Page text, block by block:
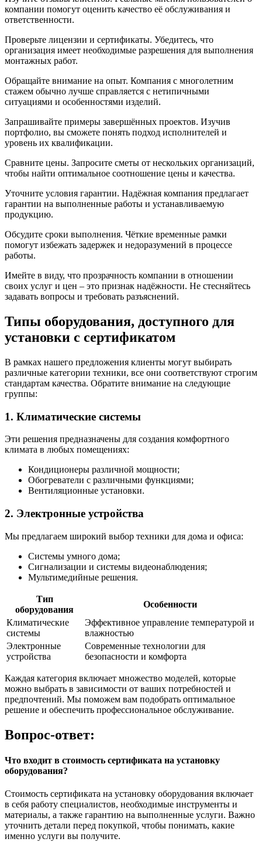
компании помогут оценить качество её обслуживания и
ответственности.
Проверьте лицензии и сертификаты. Убедитесь, что
организация имеет необходимые разрешения для выполнения
монтажных работ.
Обращайте внимание на опыт. Компания с многолетним
стажем обычно лучше справляется с нетипичными
ситуациями и особенностями изделий.
Запрашивайте примеры завершённых проектов. Изучив
портфолио, вы сможете понять подход исполнителей и
уровень их квалификации.
Сравните цены. Запросите сметы от нескольких организаций,
чтобы найти оптимальное соотношение цены и качества.
Уточните условия гарантии. Надёжная компания предлагает
гарантии на выполненные работы и устанавливаемую
продукцию.
Обсудите сроки выполнения. Чёткие временные рамки
помогут избежать задержек и недоразумений в процессе
работы.
Имейте в виду, что прозрачность компании в отношении
своих услуг и цен – это признак надёжности. Не стесняйтесь
задавать вопросы и требовать разъяснений.
Типы оборудования, доступного для
установки с сертификатом
В рамках нашего предложения клиенты могут выбирать
различные категории техники, все они соответствуют строгим
стандартам качества. Обратите внимание на следующие
группы:
1. Климатические системы
Эти решения предназначены для создания комфортного
климата в любых помещениях:
Кондиционеры различной мощности;
Обогреватели с различными функциями;
Вентиляционные установки.
2. Электронные устройства
Мы предлагаем широкий выбор техники для дома и офиса:
Системы умного дома;
Сигнализации и системы видеонаблюдения;
Мультимедийные решения.
Тип
оборудования
Особенности
Климатические
системы
Эффективное управление температурой и
влажностью
Электронные
устройства
Современные технологии для
безопасности и комфорта
Каждая категория включает множество моделей, которые
можно выбрать в зависимости от ваших потребностей и
предпочтений. Мы поможем вам подобрать оптимальное
решение и обеспечить профессиональное обслуживание.
Вопрос-ответ:
Что входит в стоимость сертификата на установку
оборудования?
Стоимость сертификата на установку оборудования включает
в себя работу специалистов, необходимые инструменты и
материалы, а также гарантию на выполненные услуги. Важно
уточнить детали перед покупкой, чтобы понимать, какие
именно услуги вы получите.